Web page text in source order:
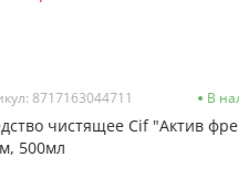
8717163044711 В
чистящее Cif "Актив
500мл